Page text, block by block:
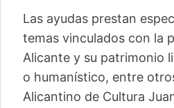
Las ayudas prestan
temas vinculados con la
Alicante y su patrimonio
o humanístico, entre
Alicantino de Cultura